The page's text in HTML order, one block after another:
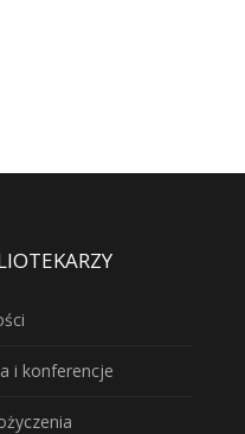
i konferencje